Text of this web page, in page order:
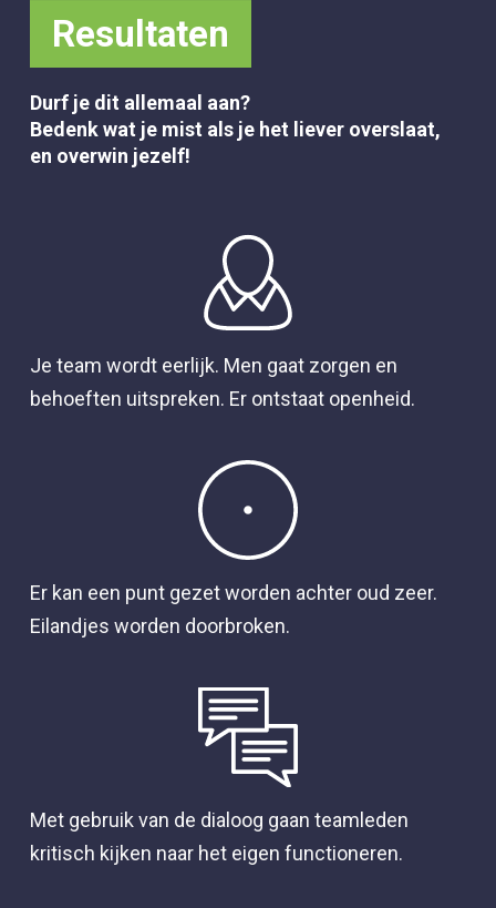
Resultaten
Durf je dit allemaal aan?
Bedenk wat je mist als je het liever overslaat,
en overwin jezelf!
Je team wordt eerlijk. Men gaat zorgen en
behoeften uitspreken. Er ontstaat openheid.
Er kan een punt gezet worden achter oud zeer.
Eilandjes worden doorbroken.
Met gebruik van de dialoog gaan teamleden
kritisch kijken naar het eigen functioneren.